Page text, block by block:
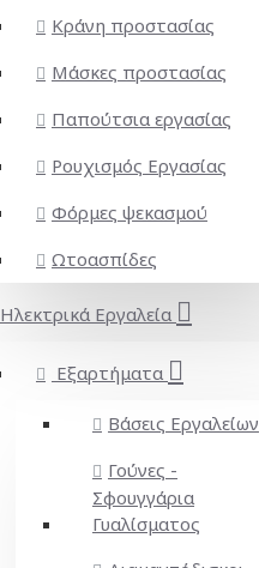
Κράνη προστασίας
Μάσκες προστασίας
Παπούτσια εργασίας
Ρουχισμός Εργασίας
Φόρμες ψεκασμού
Ωτοασπίδες
Ηλεκτρικά Εργαλεία
Εξαρτήματα
Βάσεις Εργαλείων
Γούνες -
Σφουγγάρια
Γυαλίσματος